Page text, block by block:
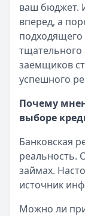
ваш бюджет.
вперед, а
подходящего
тщательного
заемщиков
успешного
Почему
выборе
Банковская
реальность.
займах.
источник
Можно ли